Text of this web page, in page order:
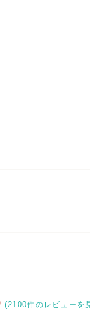
すので、使用に伴い、
D約1cm
(2100件のレビューを